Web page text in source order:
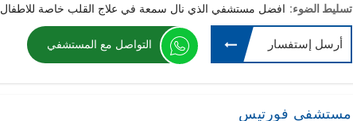
تسليط الضوء: افضل مستشفي الذي نال سمعة في علاج القلب خاصة للاطفال
التواصل مع المستشفي أرسل إستفسار
مستشفى فورتيس